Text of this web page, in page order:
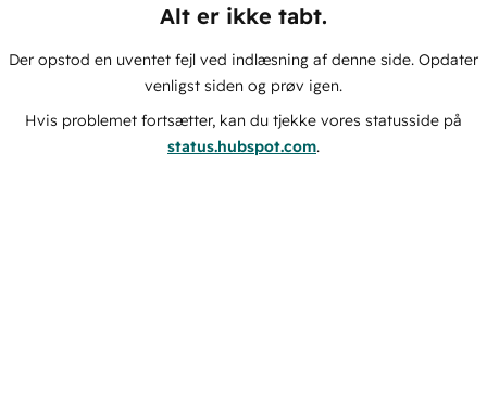
Alt er ikke tabt.
Der opstod en uventet fejl ved indlæsning af denne side. Opdater
venligst siden og prøv igen.
Hvis problemet fortsætter, kan du tjekke vores statusside på
status.hubspot.com.